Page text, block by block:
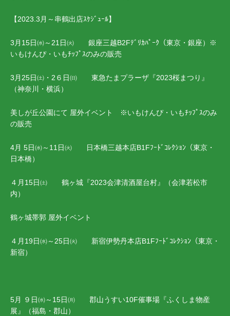
【2023.3月～串鶴出店ｽｹｼﾞｭｰﾙ】
3月15日㈬～21日㈫ 銀座三越B2Fﾃﾞﾘｶﾊﾟｰｸ（東京・銀座）※
いもけんぴ・いもﾁｯﾌﾟｽのみの販売
3月25日㈯・2６日㈰ 東急たまプラーザ『2023桜まつり』
（神奈川・横浜）
美しが丘公園にて 屋外イベント ※いもけんぴ・いもﾁｯﾌﾟｽのみ
の販売
4月 5日㈬～11日㈫ 日本橋三越本店B1Fﾌｰﾄﾞｺﾚｸｼｮﾝ（東京・
日本橋）
４月15日㈯ 鶴ヶ城『2023会津清酒屋台村』（会津若松市
内）
鶴ヶ城帯郭 屋外イベント
４月19日㈬～25日㈫ 新宿伊勢丹本店B1Fﾌｰﾄﾞｺﾚｸｼｮﾝ（東京・
新宿）
5月 ９日㈬～15日㈪ 郡山うすい10F催事場『ふくしま物産
展』（福島・郡山）